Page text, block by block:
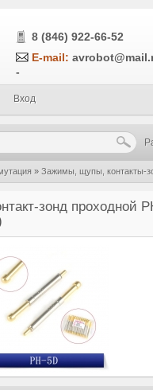
8 (846) 922-66-52
E-mail:
-
Вход
» Зажимы, щупы, контакты-
зонд проходной